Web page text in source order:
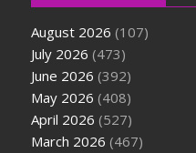
August 2026 (107)
July 2026 (473)
June 2026 (392)
May 2026 (408)
April 2026 (527)
March 2026 (467)